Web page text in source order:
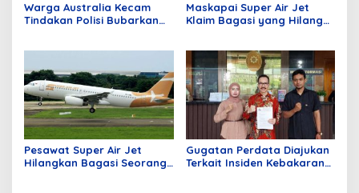
Warga Australia Kecam
Tindakan Polisi Bubarkan
Maskapai Super Air Jet
Klaim Bagasi yang Hilang
Pesawat Super Air Jet
Hilangkan Bagasi Seorang
Gugatan Perdata Diajukan
Terkait Insiden Kebakaran